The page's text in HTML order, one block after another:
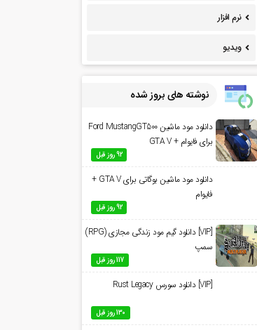
نرم افزار
ویدیو
نوشته های بروز شده
دانلود مود ماشین Ford MustangGT500
برای فایوام + GTA V
92 روز قبل
دانلود مود ماشین بوگاتی برای GTA V +
فایوام
92 روز قبل
[VIP] دانلود گیم مود زندگی مجازی (RPG)
سمپ
117 روز قبل
[VIP] دانلود سورس Rust Legacy
130 روز قبل